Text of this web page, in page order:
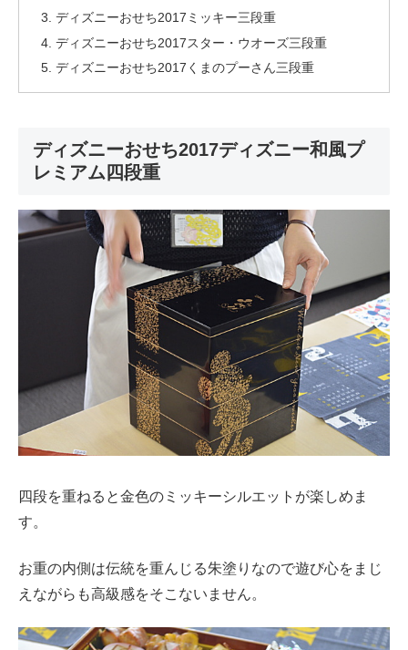
ディズニーおせち2017ミッキー三段重
ディズニーおせち2017スター・ウオーズ三段重
ディズニーおせち2017くまのプーさん三段重
ディズニーおせち2017ディズニー和風プ
レミアム四段重
四段を重ねると金色のミッキーシルエットが楽しめま
す。
お重の内側は伝統を重んじる朱塗りなので遊び心をまじ
えながらも高級感をそこないません。